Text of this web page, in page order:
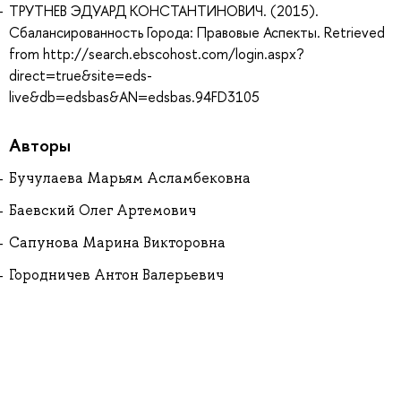
ТРУТНЕВ ЭДУАРД КОНСТАНТИНОВИЧ. (2015).
Сбалансированность Города: Правовые Аспекты. Retrieved
from http://search.ebscohost.com/login.aspx?
direct=true&site=eds-
live&db=edsbas&AN=edsbas.94FD3105
Авторы
Бучулаева Марьям Асламбековна
Баевский Олег Артемович
Сапунова Марина Викторовна
Городничев Антон Валерьевич